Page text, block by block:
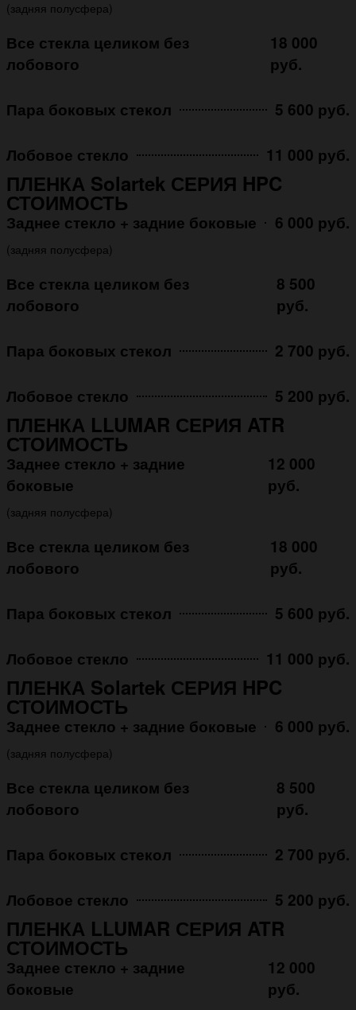
(задняя полусфера)
Все стекла целиком без
лобового
18 000
руб.
Пара боковых стекол 5 600 руб.
Лобовое стекло 11 000 руб.
ПЛЕНКА Solartek СЕРИЯ HPC
СТОИМОСТЬ
Заднее стекло + задние боковые 6 000 руб.
(задняя полусфера)
Все стекла целиком без
лобового
8 500
руб.
Пара боковых стекол 2 700 руб.
Лобовое стекло 5 200 руб.
ПЛЕНКА LLUMAR СЕРИЯ ATR
СТОИМОСТЬ
Заднее стекло + задние
боковые
12 000
руб.
(задняя полусфера)
Все стекла целиком без
лобового
18 000
руб.
Пара боковых стекол 5 600 руб.
Лобовое стекло 11 000 руб.
ПЛЕНКА Solartek СЕРИЯ HPC
СТОИМОСТЬ
Заднее стекло + задние боковые 6 000 руб.
(задняя полусфера)
Все стекла целиком без
лобового
8 500
руб.
Пара боковых стекол 2 700 руб.
Лобовое стекло 5 200 руб.
ПЛЕНКА LLUMAR СЕРИЯ ATR
СТОИМОСТЬ
Заднее стекло + задние
боковые
12 000
руб.